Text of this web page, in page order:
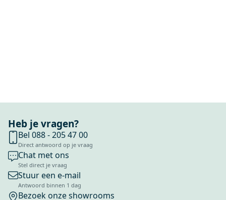
Heb je vragen?
Bel 088 - 205 47 00
Direct antwoord op je vraag
Chat met ons
Stel direct je vraag
Stuur een e-mail
Antwoord binnen 1 dag
Bezoek onze showrooms